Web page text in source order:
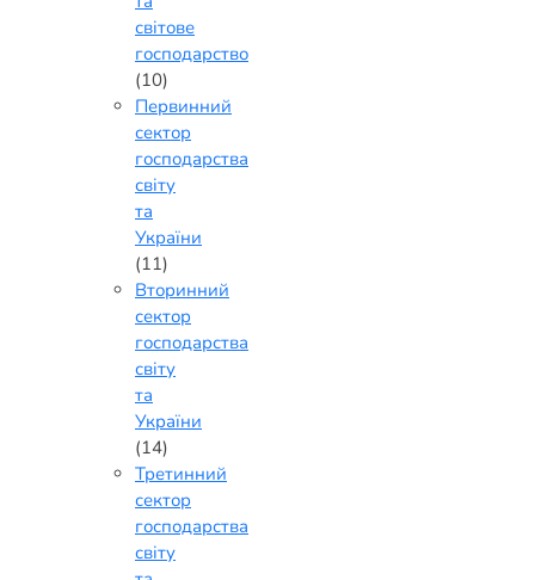
світове
господарство
(10)
Первинний
сектор
господарства
світу
та
України
(11)
Вторинний
сектор
господарства
світу
та
України
(14)
Третинний
сектор
господарства
світу